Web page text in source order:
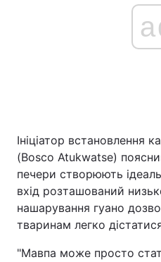
Ініціатор встановлення
(Bosco Atukwatse)
печери створюють
вхід розташований
нашарування гуано
тваринам легко
"Мавпа може просто